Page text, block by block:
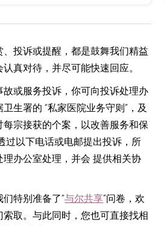
投诉或提醒，都是鼓舞我们精益
真对待，并尽可能快速回应。
故或服务投诉，你可向投诉处理办
生署的 “私家医院业务守则”，及
宗接获的个案，以改善服务和保
过以下电话或电邮提出投诉，所
办公室处理，并会 提供相关协
特别准备了“与尔共享”问卷，欢
取。与此同时，您也可直接找相